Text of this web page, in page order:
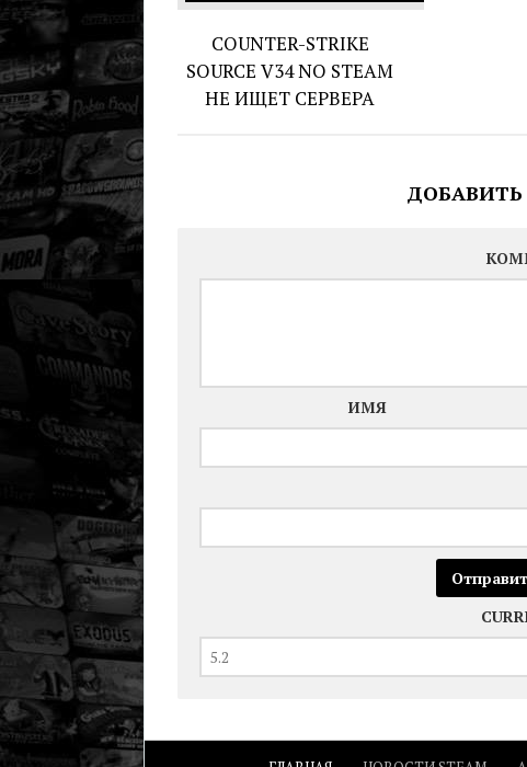
COUNTER-STRIKE
SOURCE V34 NO STEAM
НЕ ИЩЕТ СЕРВЕРА
ИМЯ